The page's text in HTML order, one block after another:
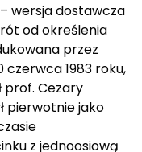
– wersja dostawcza
od określenia
przez
czerwca 1983 roku,
prof. Cezary
pierwotnie jako
z jednoosiową